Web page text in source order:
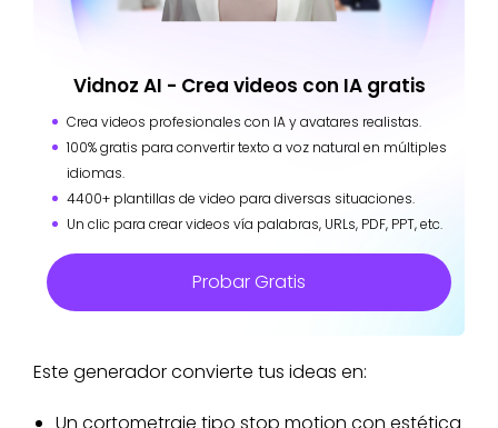
Vidnoz AI - Crea videos con IA gratis
Crea videos profesionales con IA y avatares realistas.
100% gratis para convertir texto a voz natural en múltiples
idiomas.
4400+ plantillas de video para diversas situaciones.
Un clic para crear videos vía palabras, URLs, PDF, PPT, etc.
Probar Gratis
Este generador convierte tus ideas en:
Un cortometraje tipo stop motion con estética